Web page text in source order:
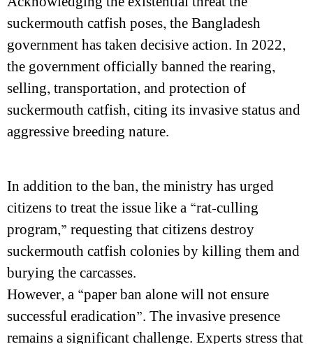
suckermouth catfish poses, the Bangladesh
government has taken decisive action. In 2022,
the government officially banned the rearing,
selling, transportation, and protection of
suckermouth catfish, citing its invasive status and
aggressive breeding nature.
In addition to the ban, the ministry has urged
citizens to treat the issue like a “rat-culling
program,” requesting that citizens destroy
suckermouth catfish colonies by killing them and
burying the carcasses.
However, a “paper ban alone will not ensure
successful eradication”. The invasive presence
remains a significant challenge. Experts stress that